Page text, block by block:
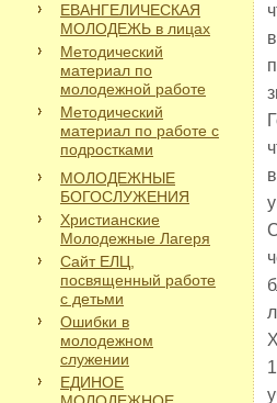
ЕВАНГЕЛИЧЕСКАЯ
МОЛОДЕЖЬ в лицах
Методический
материал по
молодежной работе
Методический
материал по работе с
подростками
МОЛОДЕЖНЫЕ
БОГОСЛУЖЕНИЯ
Христианские
Молодежные Лагеря
Сайт ЕЛЦ,
посвященный работе
с детьми
Ошибки в
молодежном
служении
ЕДИНОЕ